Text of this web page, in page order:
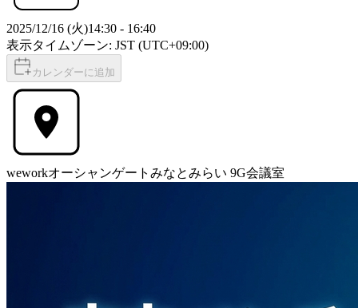
2025/12/16 (火)14:30 - 16:40
表示タイムゾーン: JST (UTC+09:00)
カレンダーに追加
weworkオーシャンゲートみなとみらい 9G会議室